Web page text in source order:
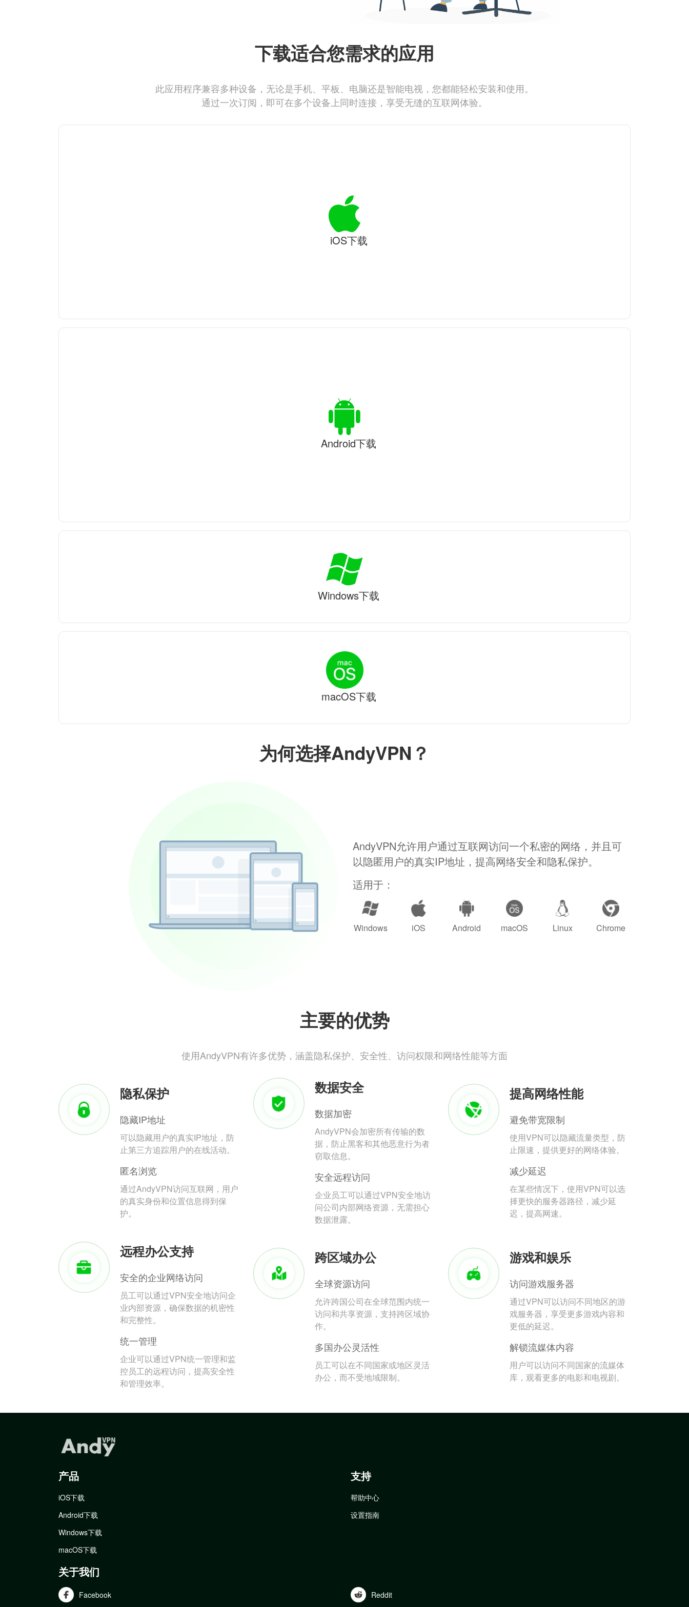
为何选择AndyVPN？
AndyVPN允许用户通过互联网访问一个私密的网络，并且可
以隐匿用户的真实IP地址，提高网络安全和隐私保护。
适用于：
Windows iOS Android macOS Linux Chrome
主要的优势
使用AndyVPN有许多优势，涵盖隐私保护、安全性、访问权限和网络性能等方面
隐私保护
隐藏IP地址
可以隐藏用户的真实IP地址，防
止第三方追踪用户的在线活动。
匿名浏览
通过AndyVPN访问互联网，用户
的真实身份和位置信息得到保
护。
数据安全
数据加密
AndyVPN会加密所有传输的数
据，防止黑客和其他恶意行为者
窃取信息。
安全远程访问
企业员工可以通过VPN安全地访
问公司内部网络资源，无需担心
数据泄露。
提高网络性能
避免带宽限制
使用VPN可以隐藏流量类型，防
止限速，提供更好的网络体验。
减少延迟
在某些情况下，使用VPN可以选
择更快的服务器路径，减少延
迟，提高网速。
远程办公支持
安全的企业网络访问
员工可以通过VPN安全地访问企
业内部资源，确保数据的机密性
和完整性。
统一管理
企业可以通过VPN统一管理和监
控员工的远程访问，提高安全性
和管理效率。
跨区域办公
全球资源访问
允许跨国公司在全球范围内统一
访问和共享资源，支持跨区域协
作。
多国办公灵活性
员工可以在不同国家或地区灵活
办公，而不受地域限制。
游戏和娱乐
访问游戏服务器
通过VPN可以访问不同地区的游
戏服务器，享受更多游戏内容和
更低的延迟。
解锁流媒体内容
用户可以访问不同国家的流媒体
库，观看更多的电影和电视剧。
下载适合您需求的应用
此应用程序兼容多种设备，无论是手机、平板、电脑还是智能电视，您都能轻松安装和使用。
通过一次订阅，即可在多个设备上同时连接，享受无缝的互联网体验。
iOS下载
Android下载
Windows下载
macOS下载
产品
iOS下载
Android下载
Windows下载
macOS下载
支持
帮助中心
设置指南
关于我们
Facebook Reddit